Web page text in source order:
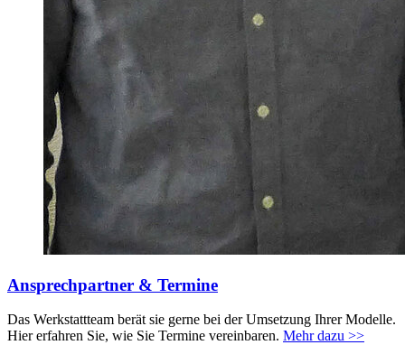
Ansprechpartner & Termine
Das Werkstattteam berät sie gerne bei der Umsetzung Ihrer Modelle.
Hier erfahren Sie, wie Sie Termine vereinbaren. Mehr dazu >>